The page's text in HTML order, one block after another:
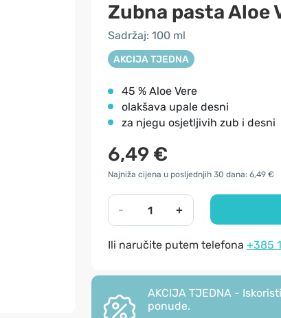
Zubna pasta Aloe
Sadržaj: 100 ml
AKCIJA TJEDNA
45 % Aloe Vere
olakšava upale desni
za njegu osjetljivih zub i desni
6,49 €
Najniža cijena u posljednjih 30 dana: 6,49 €
- +
Ili naručite putem telefona +385
AKCIJA TJEDNA -
ponude.